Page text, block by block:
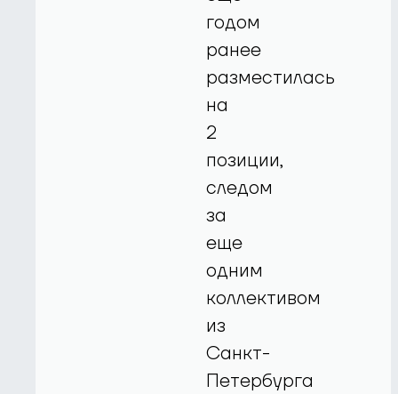
годом
ранее
разместилась
на
2
позиции,
следом
за
еще
одним
коллективом
из
Санкт-
Петербурга